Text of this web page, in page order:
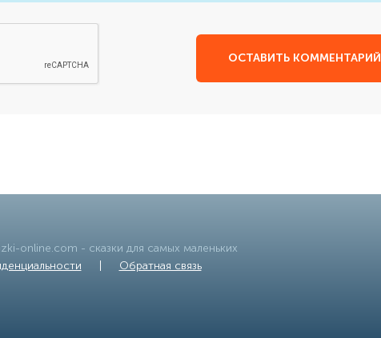
ОСТАВИТЬ КОММЕНТАРИЙ
online.com - сказки для самых маленьких
Обратная связь